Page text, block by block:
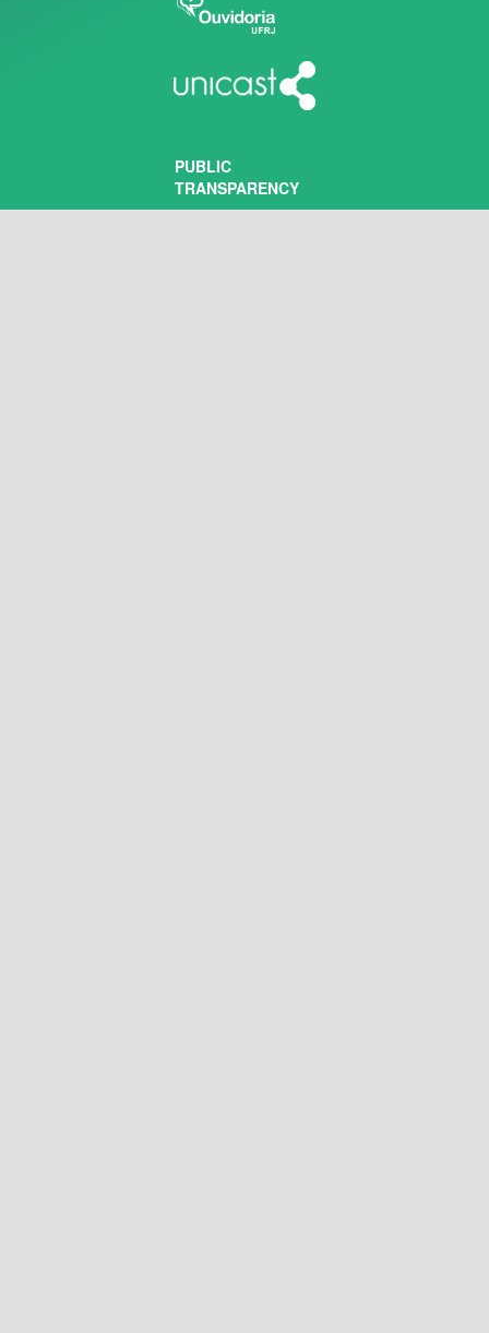
PUBLIC
TRANSPARENCY